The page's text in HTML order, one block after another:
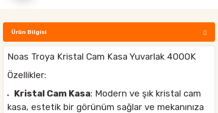
Ürün Bilgisi
Noas Troya Kristal Cam Kasa Yuvarlak 4000K
Özellikler:
Kristal Cam Kasa: Modern ve şık kristal cam
kasa, estetik bir görünüm sağlar ve mekanınıza